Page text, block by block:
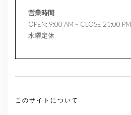
営業時間
OPEN: 9:00 AM – CLOSE 21:00 PM
水曜定休
このサイトについて